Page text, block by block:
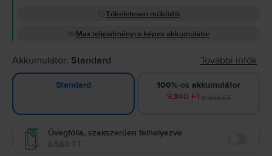
Tökéletesen működik
Max teljesítményre képes akkumulátor
Akkumulátor: Standard További infók
Standard
100%-os akkumulátor
9.840 FT11.480 FT
Üvegfólia, szakszerűen felhelyezve
6.560 FT